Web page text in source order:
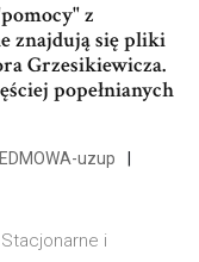
z
znajdują się pliki
Grzesikiewicza.
popełnianych
uzup
i